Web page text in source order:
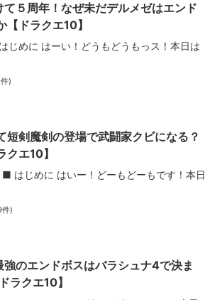
て５周年！なぜ未だデルメゼはエンド
ドラクエ10】
じめに はーい！どうもどうもっス！本日は
)
短剣魔剣の登場で武闘家クビになる？
エ10】
はじめに はいー！どーもどーもです！本日
件)
強のエンドボスはバラシュナ4で決ま
ラクエ10】